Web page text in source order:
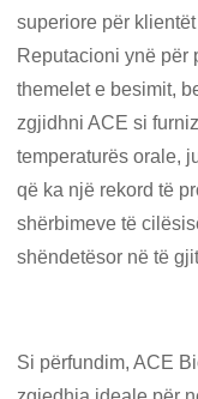
superiore për
Reputacioni ynë për
themelet e besimit,
zgjidhni ACE si
temperaturës orale,
që ka një rekord të
shërbimeve të
shëndetësor në të
Si përfundim, ACE